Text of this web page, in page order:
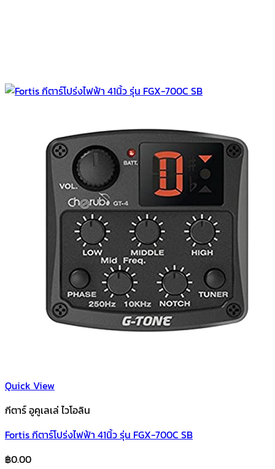
Quick View
กีตาร์ อูคูเลเล่ ไวโอลิน
Fortis กีตาร์โปร่งไฟฟ้า 41นิ้ว รุ่น FGX-700C SB
฿0.00